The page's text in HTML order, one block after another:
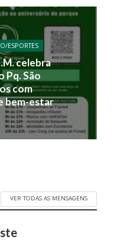
ESPORTES
celebra
Pq. São
com
bem-estar
VER TODAS AS MENSAGENS